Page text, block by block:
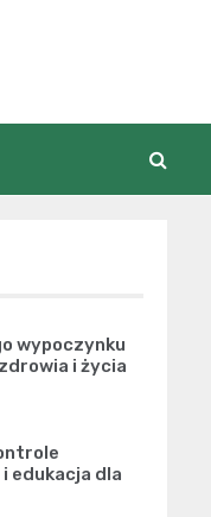
wypoczynku
i życia
edukacja dla